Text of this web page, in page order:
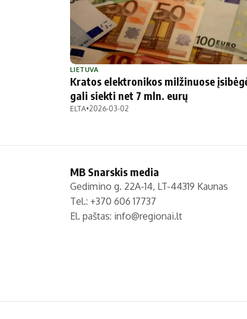
Regionai
Lietuva
Pasaulis
Politika
Patarimai
Dirbtinis intelektas
Laisvalaikis
Maistas
Sveikata
Indėlių
LIETUVA
Kratos elektronikos milžinuose
gali siekti net 7 mln. eurų
ELTA•2026-03-02
MB Snarskis media
Gedimino g. 22A-14, LT-44319 Kaunas
Tel.: +370 606 17737
El. paštas: info@regionai.lt